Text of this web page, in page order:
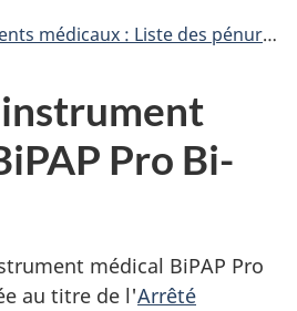
Liste des pénuries et des interruptions de la vente
Pro Bi-
médical BiPAP Pro
au titre de l'Arrêté